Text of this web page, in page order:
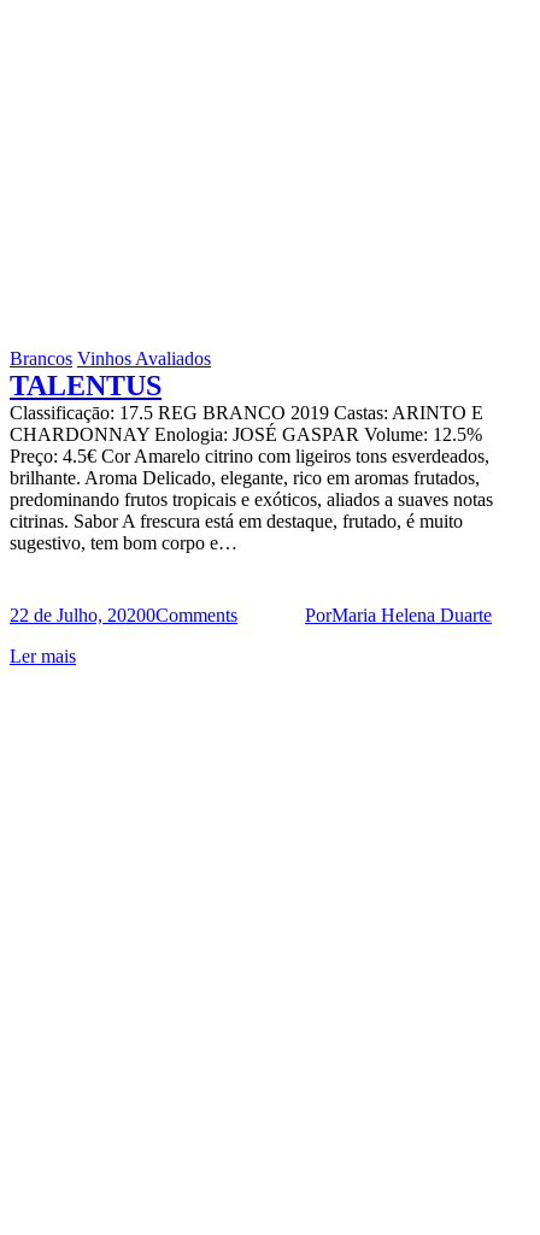
Brancos Vinhos Avaliados
TALENTUS
Classificaçāo: 17.5 REG BRANCO 2019 Castas: ARINTO E
CHARDONNAY Enologia: JOSÉ GASPAR Volume: 12.5%
Preço: 4.5€ Cor Amarelo citrino com ligeiros tons esverdeados,
brilhante. Aroma Delicado, elegante, rico em aromas frutados,
predominando frutos tropicais e exóticos, aliados a suaves notas
citrinas. Sabor A frescura está em destaque, frutado, é muito
sugestivo, tem bom corpo e…
22 de Julho, 20200Comments PorMaria Helena Duarte
Ler mais